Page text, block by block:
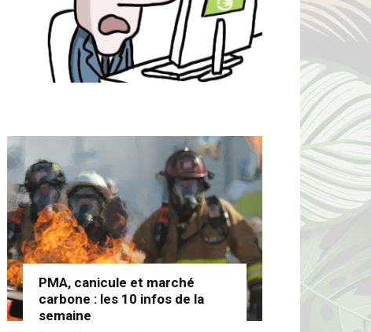
PMA, canicule et marché
carbone : les 10 infos de la
semaine